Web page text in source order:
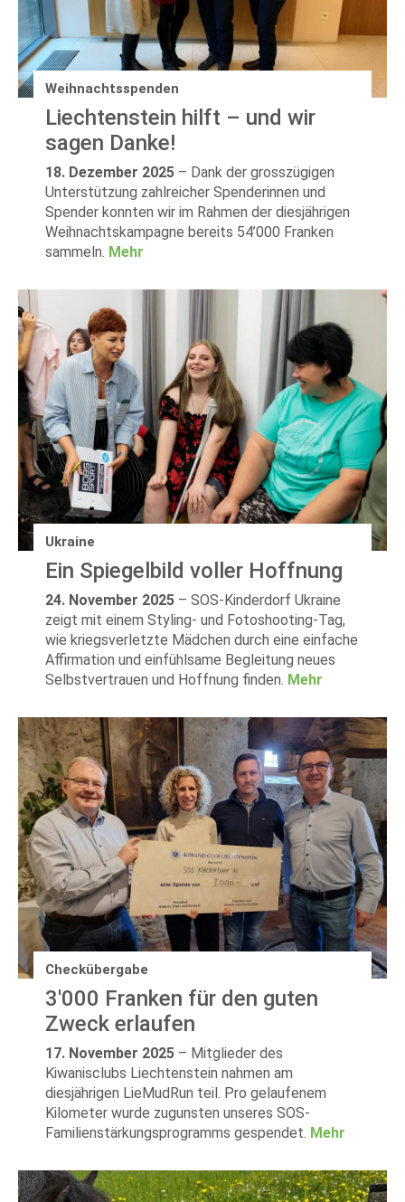
Weihnachtsspenden
Liechtenstein hilft – und wir
sagen Danke!
18. Dezember 2025 – Dank der grosszügigen
Unterstützung zahlreicher Spenderinnen und
Spender konnten wir im Rahmen der diesjährigen
Weihnachtskampagne bereits 54’000 Franken
sammeln. Mehr
Ukraine
Ein Spiegelbild voller Hoffnung
24. November 2025 – SOS-Kinderdorf Ukraine
zeigt mit einem Styling- und Fotoshooting-Tag,
wie kriegsverletzte Mädchen durch eine einfache
Affirmation und einfühlsame Begleitung neues
Selbstvertrauen und Hoffnung finden. Mehr
Checkübergabe
3'000 Franken für den guten
Zweck erlaufen
17. November 2025 – Mitglieder des
Kiwanisclubs Liechtenstein nahmen am
diesjährigen LieMudRun teil. Pro gelaufenem
Kilometer wurde zugunsten unseres SOS-
Familienstärkungsprogramms gespendet. Mehr